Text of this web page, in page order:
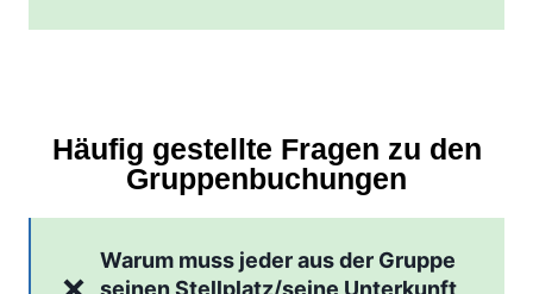
Häufig gestellte Fragen zu den
Gruppenbuchungen
Warum muss jeder aus der Gruppe
seinen Stellplatz/seine Unterkunft